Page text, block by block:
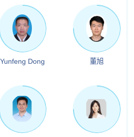
Yunfeng Dong 董旭